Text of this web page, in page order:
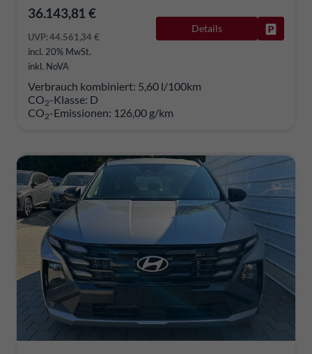
36.143,81 €
UVP:44.561,34 €
incl. 20% MwSt.
inkl. NoVA
Details
Verbrauch kombiniert: 5,60 l/100km
CO2-Klasse: D
CO2-Emissionen: 126,00 g/km